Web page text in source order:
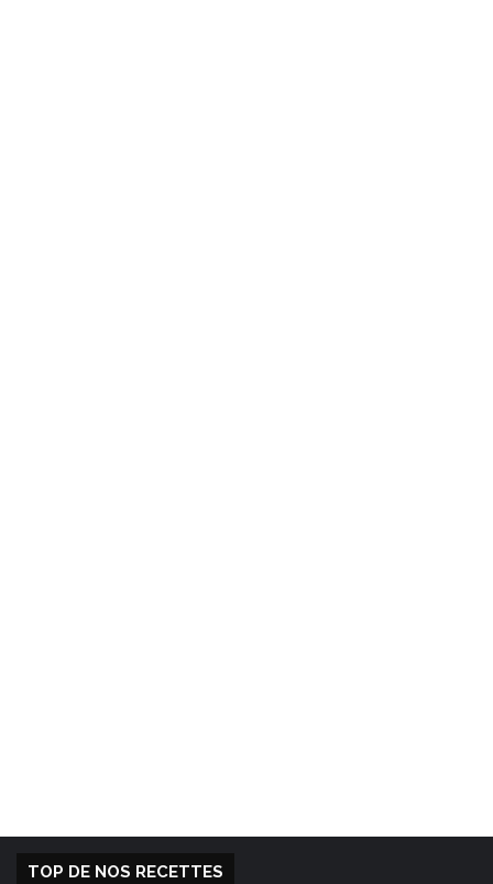
TOP DE NOS RECETTES